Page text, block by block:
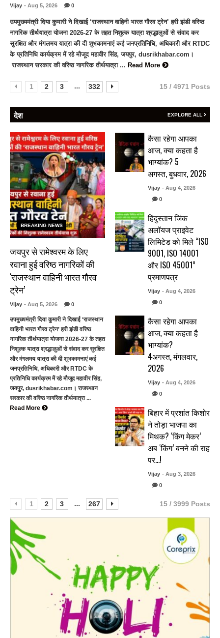
Vijay - Aug 5, 2026 0
उपमुख्यमंत्री दिया कुमारी ने दिखाई ‘राजस्थान वाहिनी भारत गौरव ट्रेन’ हरी झंडी वरिष्ठ
नागरिक तीर्थयात्रा योजना 2026-27 के तहत निशुल्क यात्रा श्रद्धालुओं से संवाद कर
सुरक्षित और मंगलमय यात्रा की दी शुभकामनाएं कई जनप्रतिनिधि, अधिकारी और RTDC
के प्रतिनिधि कार्यक्रम में रहे मौजूद महावीर सिंह, जयपुर, dusrikhabar.com।
राजस्थान सरकार की वरिष्ठ नागरिक तीर्थयात्रा ... Read More
1 2 3 ... 332 15 / 4971 Posts
देश EXPLORE ALL
BREAKING NEWS
जयपुर से रामेश्वरम के लिए
रवाना हुई वरिष्ठ नागरिकों की
‘राजस्थान वाहिनी भारत गौरव
ट्रेन’
Vijay - Aug 5, 2026 0
उपमुख्यमंत्री दिया कुमारी ने दिखाई ‘राजस्थान
वाहिनी भारत गौरव ट्रेन’ हरी झंडी वरिष्ठ
नागरिक तीर्थयात्रा योजना 2026-27 के तहत
निशुल्क यात्रा श्रद्धालुओं से संवाद कर सुरक्षित
और मंगलमय यात्रा की दी शुभकामनाएं कई
जनप्रतिनिधि, अधिकारी और RTDC के
प्रतिनिधि कार्यक्रम में रहे मौजूद महावीर सिंह,
जयपुर, dusrikhabar.com। राजस्थान
सरकार की वरिष्ठ नागरिक तीर्थयात्रा ...
Read More
कैसा रहेगा आपका
आज, क्या कहता है
भाग्यांक? 5
अगस्त, बुधवार, 2026
Vijay - Aug 4, 2026
0
हिंदुस्तान जिंक
अलॉयज प्राइवेट
लिमिटेड को मिले “ISO
9001, ISO 14001
और ISO 45001”
प्रमाणपत्र
Vijay - Aug 4, 2026
0
कैसा रहेगा आपका
आज, क्या कहता है
भाग्यांक?
4अगस्त, मंगलवार,
2026
Vijay - Aug 4, 2026
0
बिहार में प्रशांत किशोर
ने तोड़ा भाजपा का
मिथक? ‘किंग मेकर’
अब ‘किंग’ बनने की राह
पर…!
Vijay - Aug 3, 2026
0
1 2 3 ... 267 15 / 3999 Posts